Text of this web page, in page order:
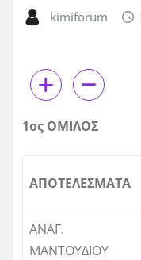
kimiforum
1ος ΟΜΙΛΟΣ
ΑΠΟΤΕΛΕΣΜΑΤΑ
ΑΝΑΓ.
ΜΑΝΤΟΥΔΙΟΥ